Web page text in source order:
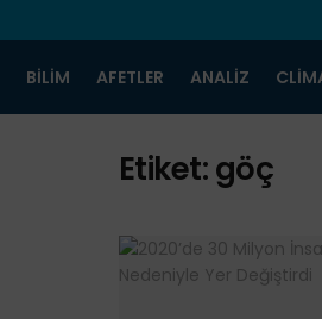
BILIM AFETLER ANALIZ
Etiket:göç